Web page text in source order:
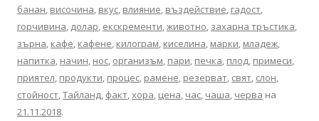
банан, височина, вкус, влияние, въздействие, гадост,
горчивина, долар, екскременти,животно, захарна тръстика,
зърна, кафе, кафене, килограм, киселина, марки, младеж,
напитка, начин, нос, организъм, пари, печка, плод, примеси,
приятел, продукти, процес, рамене, резерват, свят, слон,
стойност,Тайланд, факт,хора, цена, час, чаша, черва на
21.11.2018.